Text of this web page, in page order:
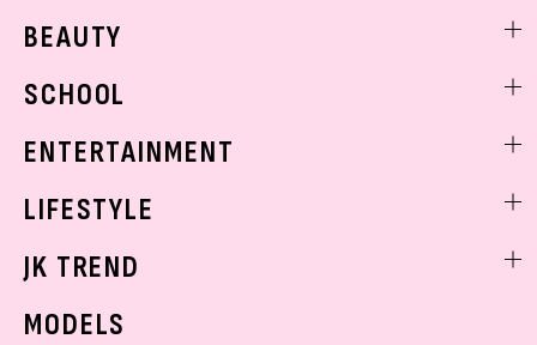
着回し
BEAUTY
ベストコスメ
ボディケア
SCHOOL
学校ヘアメイク
ENTERTAINMENT
K-POP
LIFESTYLE
モデルの購入品
JK TREND
MODELS